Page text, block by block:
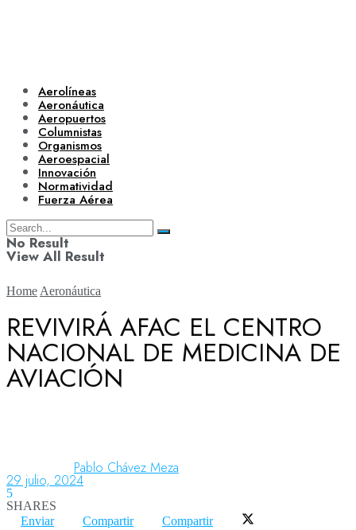
Aerolíneas
Aeronáutica
Aeropuertos
Columnistas
Organismos
Aeroespacial
Innovación
Normatividad
Fuerza Aérea
No Result
View All Result
Aerolíneas
Aeropuertos
Columnistas
Home Aeronáutica
REVIVIRÁ AFAC EL CENTRO
NACIONAL DE MEDICINA DE
AVIACIÓN
Pablo Chávez Meza
29 julio, 2024
5
SHARES
Enviar
Compartir Compartir